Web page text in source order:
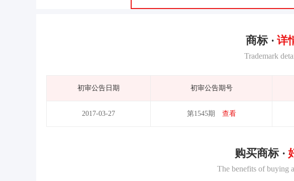
商标 · 详
Trademark
初审公告日期 初审公告期号
2017-03-27 第1545期 查看
购买商标 ·
The benefits of buying